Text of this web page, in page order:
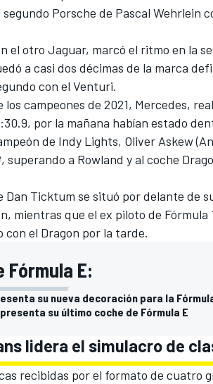
segundo Porsche de Pascal Wehrlein
el otro Jaguar, marcó el ritmo en la
a casi dos décimas de la marca
con el Venturi.
los campeones de 2021, Mercedes,
por la mañana habían estado
de Indy Lights, Oliver Askew
superando a Rowland y al coche
Dan Ticktum se situó por delante de
mientras que el ex piloto de Fórmula
con el Dragon por la tarde.
Fórmula E:
su nueva decoración para la
su último coche de Fórmula E
lidera el simulacro de
recibidas por el formato de cuatro